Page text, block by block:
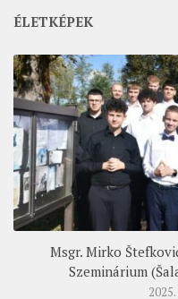
ÉLETKÉPEK
Msgr. Mirko
Szeminárium